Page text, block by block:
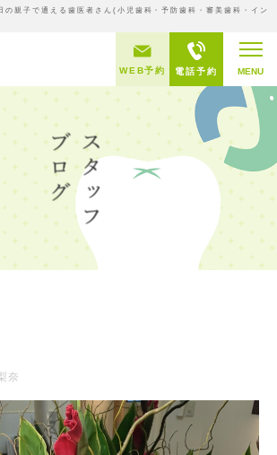
の親子で通える歯医者さん(小児歯科・予防歯科・審美歯科・イン
MENU
電話予約
WEB予約
奈